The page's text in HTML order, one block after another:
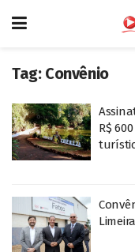
Tag: Convênio
R$